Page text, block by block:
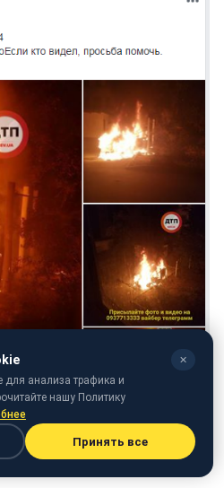
dtp.kiev.ua)
в Києві згоріли відразу
✕
анализа трафика и
нашу Политику
Принять все